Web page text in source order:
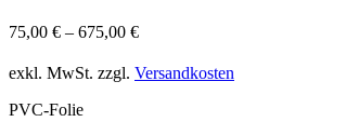
75,00 € – 675,00 €
exkl. MwSt. zzgl. Versandkosten
PVC-Folie